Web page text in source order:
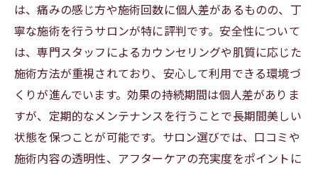
は、痛みの感じ方や施術回数に個人差があるものの、丁
寧な施術を行うサロンが特に評判です。安全性について
は、専門スタッフによるカウンセリングや肌質に応じた
施術方法が重視されており、安心して利用できる環境づ
くりが進んでいます。効果の持続期間は個人差がありま
すが、定期的なメンテナンスを行うことで長期間美しい
状態を保つことが可能です。サロン選びでは、口コミや
施術内容の透明性、アフターケアの充実度をポイントに